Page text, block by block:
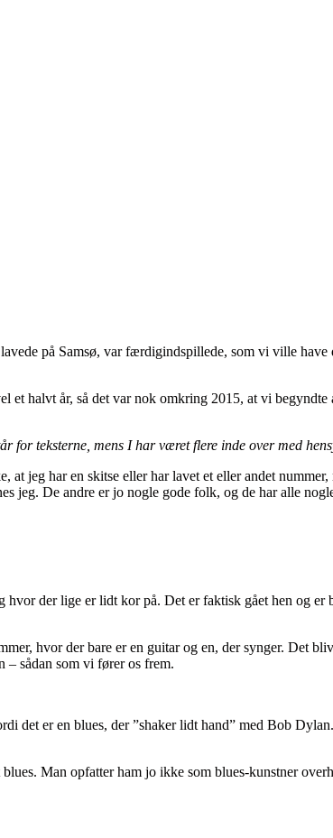
på Samsø, var færdigindspillede, som vi ville have
halvt år, så det var nok omkring 2015, at vi
for teksterne, mens I har været flere inde over med
jeg har en skitse eller har lavet et eller andet
De andre er jo nogle gode folk, og de har alle
der lige er lidt kor på. Det er faktisk gået hen og
hvor der bare er en guitar og en, der synger. Det
– sådan som vi fører os frem.
det er en blues, der ”shaker lidt hand” med Bob
Man opfatter ham jo ikke som blues-kunstner